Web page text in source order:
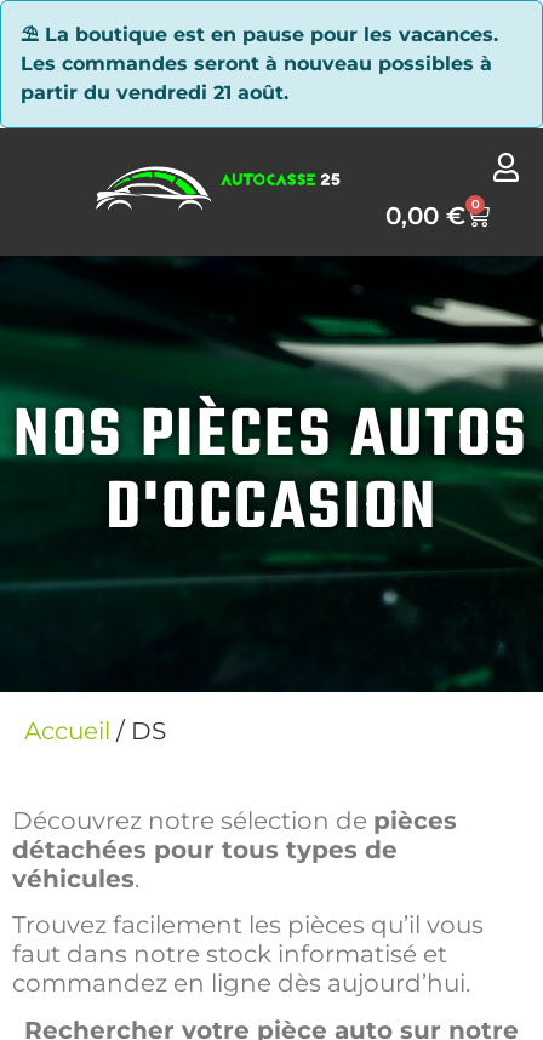
⛱ La boutique est en pause pour les vacances.
Les commandes seront à nouveau possibles à
partir du vendredi 21 août.
0,00€ 0
NOS PIÈCES AUTOS
D'OCCASION
Accueil / DS
Découvrez notre sélection de pièces
détachées pour tous types de
véhicules.
Trouvez facilement les pièces qu’il vous
faut dans notre stock informatisé et
commandez en ligne dès aujourd’hui.
Rechercher votre pièce auto sur notre
Panneau de gestion des cookies